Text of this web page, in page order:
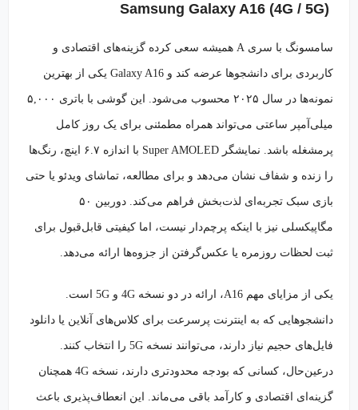
سامسونگ با سری A همیشه سعی کرده گزینه‌های اقتصادی و
کاربردی برای دانشجوها عرضه کند و Galaxy A16 یکی از بهترین
نمونه‌ها در سال ۲۰۲۵ محسوب می‌شود. این گوشی با باتری ۵,۰۰۰
میلی‌آمپر ساعتی می‌تواند همراه مطمئنی برای یک روز کامل
پرمشغله باشد. نمایشگر Super AMOLED با اندازه ۶.۷ اینچ، رنگ‌ها
را زنده و شفاف نشان می‌دهد و برای مطالعه، تماشای ویدئو یا حتی
بازی سبک تجربه‌ای لذت‌بخش فراهم می‌کند. دوربین ۵۰
مگاپیکسلی نیز با اینکه پرچم‌دار نیست، اما کیفیتی قابل‌قبول برای
ثبت لحظات روزمره یا عکس‌گرفتن از جزوه‌ها ارائه می‌دهد.
یکی از مزایای مهم A16، ارائه در دو نسخه 4G و 5G است.
دانشجوهایی که به اینترنت پرسرعت برای کلاس‌های آنلاین یا دانلود
فایل‌های حجیم نیاز دارند، می‌توانند نسخه 5G را انتخاب کنند.
درعین‌حال، کسانی که بودجه محدودتری دارند، نسخه 4G همچنان
گزینه‌ای اقتصادی و کارآمد باقی می‌ماند. این انعطاف‌پذیری باعث